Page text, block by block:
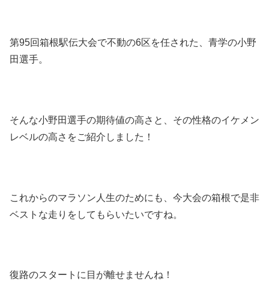
第95回箱根駅伝大会で不動の6区を任された、青学の小野
田選手。
そんな小野田選手の期待値の高さと、その性格のイケメン
レベルの高さをご紹介しました！
これからのマラソン人生のためにも、今大会の箱根で是非
ベストな走りをしてもらいたいですね。
復路のスタートに目が離せませんね！